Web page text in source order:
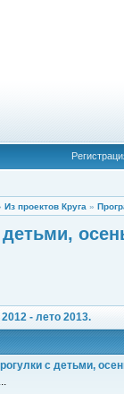
Из проектов Круга »
- лето 2013.
с детьми,